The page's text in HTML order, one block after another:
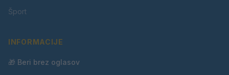
Šport
INFORMACIJE
🎁 Beri brez oglasov